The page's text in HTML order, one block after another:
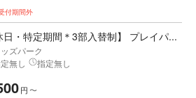
付期間外
日・特定期間＊3部入替制】 プレイパ...
ズパーク
無し
指定無し
円 〜